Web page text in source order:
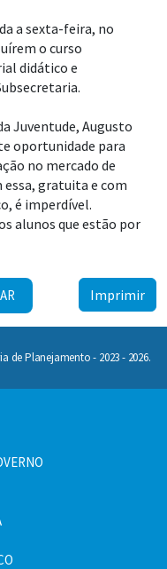
a sexta-feira, no
o curso
didático e
Juventude, Augusto
oportunidade para
no mercado de
gratuita e com
é imperdível.
alunos que estão por
Imprimir
de Planejamento - 2023 - 2026.